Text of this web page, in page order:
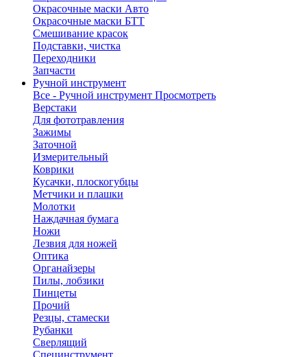
Окрасочные маски Авто
Окрасочные маски БТТ
Смешивание красок
Подставки, чистка
Переходники
Запчасти
Ручной инструмент
Все - Ручной инструмент Просмотреть
Верстаки
Для фототравления
Зажимы
Заточной
Измерительный
Коврики
Кусачки, плоскогубцы
Метчики и плашки
Молотки
Наждачная бумага
Ножи
Лезвия для ножей
Оптика
Органайзеры
Пилы, лобзики
Пинцеты
Прочий
Резцы, стамески
Рубанки
Сверлящий
Специнструмент